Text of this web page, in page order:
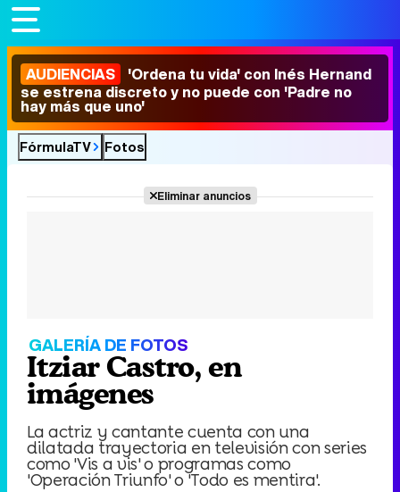
AUDIENCIAS 'Ordena tu vida' con Inés Hernand
se estrena discreto y no puede con 'Padre no
hay más que uno'
FórmulaTV Fotos
Eliminar anuncios
GALERÍA DE FOTOS
Itziar Castro, en
imágenes
La actriz y cantante cuenta con una
dilatada trayectoria en televisión con series
como 'Vis a vis' o programas como
'Operación Triunfo' o 'Todo es mentira'.